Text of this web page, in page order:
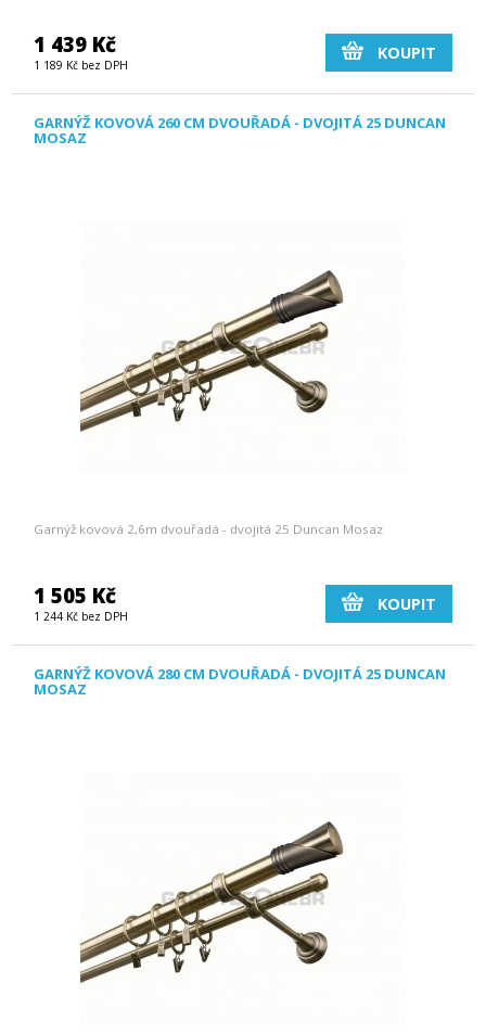
1 439 Kč
1 189 Kč bez DPH
KOUPIT
GARNÝŽ KOVOVÁ 260 CM DVOUŘADÁ - DVOJITÁ 25 DUNCAN
MOSAZ
Garnýž kovová 2,6m dvouřadá - dvojitá 25 Duncan Mosaz
1 505 Kč
1 244 Kč bez DPH
KOUPIT
GARNÝŽ KOVOVÁ 280 CM DVOUŘADÁ - DVOJITÁ 25 DUNCAN
MOSAZ